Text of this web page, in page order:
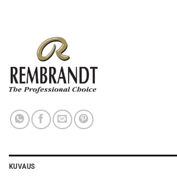
KUVAUS